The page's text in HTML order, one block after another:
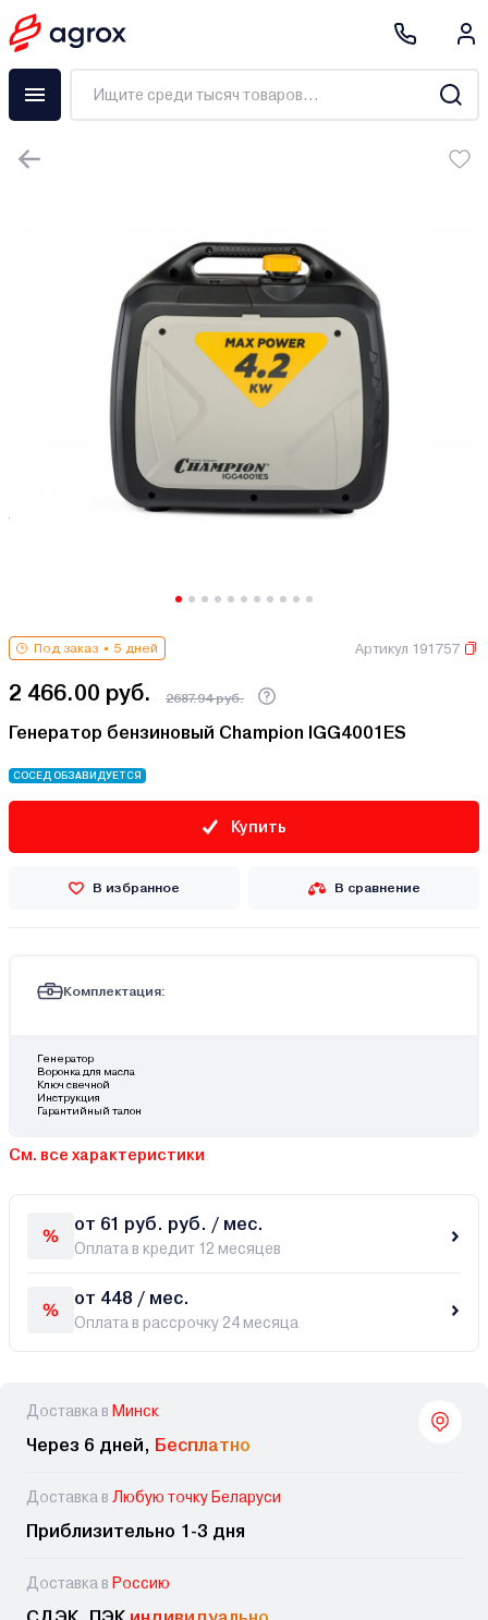
Под заказ 5 дней Артикул 191757
2 466.00 руб. 2687.94 руб.
Генератор бензиновый Champion IGG4001ES
СОСЕД ОБЗАВИДУЕТСЯ
Купить
В избранное В сравнение
Комплектация:
Генератор
Воронка для масла
Ключ свечной
Инструкция
Гарантийный талон
См. все характеристики
от 61 руб. руб. / мес.
Оплата в кредит 12 месяцев
от 448 / мес.
Оплата в рассрочку 24 месяца
Доставка в Минск
Через 6 дней, Бесплатно
Доставка в Любую точку Беларуси
Приблизительно 1-3 дня
Доставка в Россию